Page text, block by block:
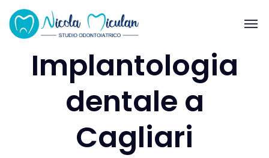
Implantologia
dentale a
Cagliari